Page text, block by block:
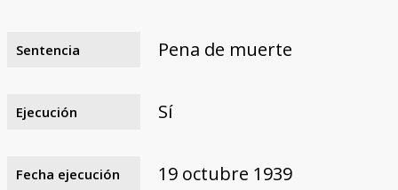
Sentencia Pena de muerte
Ejecución Sí
Fecha ejecución 19 octubre 1939